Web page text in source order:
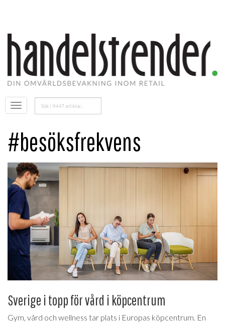
Öppna
menyn
Sök
efter:
#besöksfrekvens
Sverige i topp för vård i köpcentrum
Gym, vård och wellness tar plats i Europas köpcentrum. En